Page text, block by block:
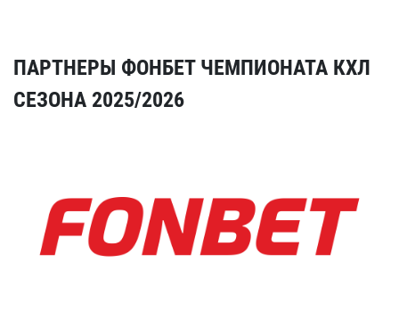
ПАРТНЕРЫ ФОНБЕТ ЧЕМПИОНАТА КХЛ
СЕЗОНА 2025/2026